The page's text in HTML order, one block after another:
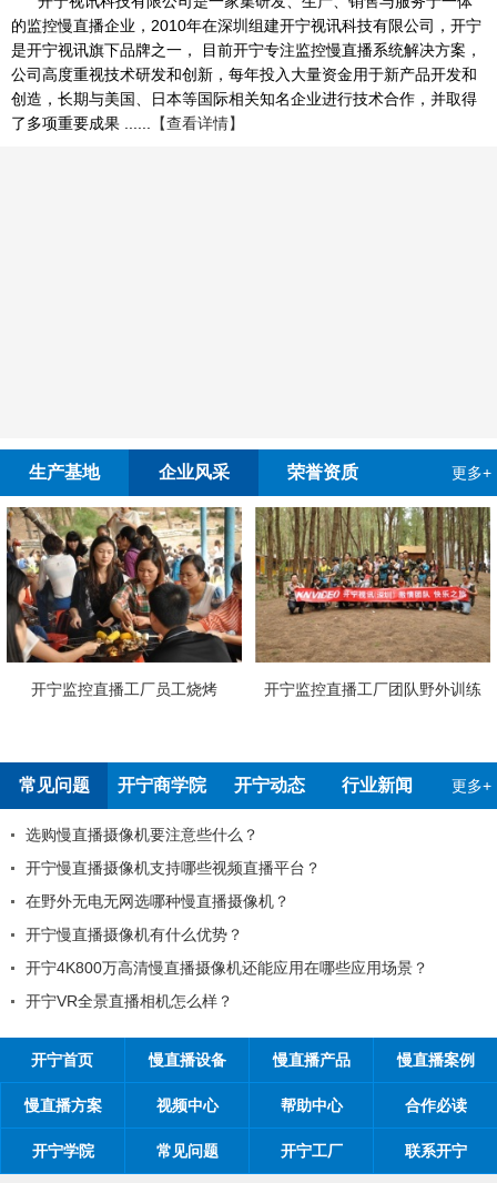
的监控慢直播企业，2010年在深圳组建开宁视讯科技有限公司，开宁
是开宁视讯旗下品牌之一， 目前开宁专注监控慢直播系统解决方案，
公司高度重视技术研发和创新，每年投入大量资金用于新产品开发和
创造，长期与美国、日本等国际相关知名企业进行技术合作，并取得
了多项重要成果 ......
【查看详情】
生产基地 企业风采 荣誉资质 更多+
开宁监控直播工厂团队野外训练
常见问题 开宁商学院 开宁动态 行业新闻 更多+
平台？
？
应用在哪些应用场景？
工程商如何制定营销方案？
工程商如何1年收入100万？
开宁慢直播厂家告诉您：如何做
开宁首页 慢直播设备 慢直播产品 慢直播案例
慢直播方案 视频中心 帮助中心 合作必读
开宁学院 常见问题 开宁工厂 联系开宁